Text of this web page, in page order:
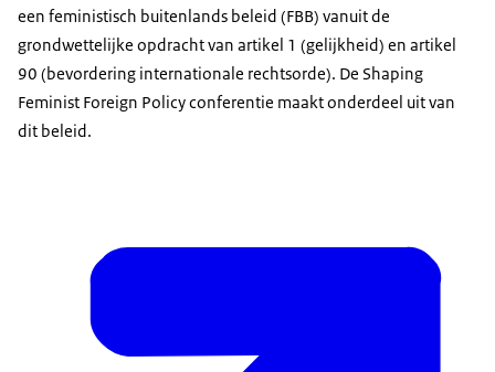
een feministisch buitenlands beleid (FBB) vanuit de
grondwettelijke opdracht van artikel 1 (gelijkheid) en artikel
90 (bevordering internationale rechtsorde). De Shaping
Feminist Foreign Policy conferentie maakt onderdeel uit van
dit beleid.